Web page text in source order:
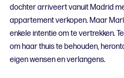
dochter arriveert vanuit Madrid
appartement verkopen. Maar
enkele intentie om te vertrekken.
om haar thuis te behouden,
eigen wensen en verlangens.